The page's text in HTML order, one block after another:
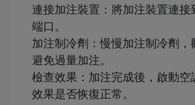
連接加注裝置：將加注裝置連接
端口。
加注制冷劑：慢慢加注制冷劑，
避免過量加注。
檢查效果：加注完成後，啟動空
效果是否恢復正常。